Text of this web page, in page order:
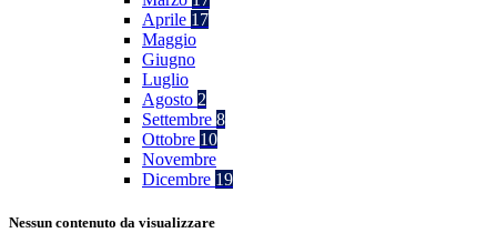
Aprile 17
Maggio
Giugno
Luglio
Agosto 2
Settembre 8
Ottobre 10
Novembre
Dicembre 19
Nessun contenuto da visualizzare